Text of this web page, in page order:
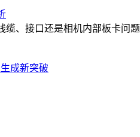
、接口还是相机内部板卡
成新突破